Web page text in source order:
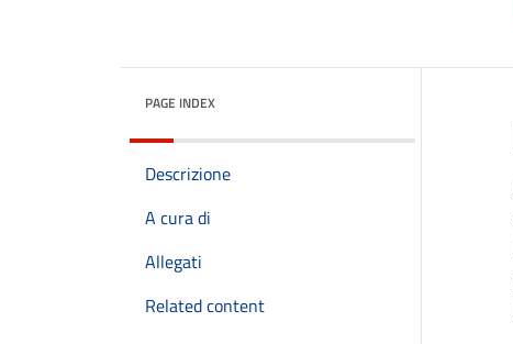
PAGE INDEX
Descrizione
A cura di
Allegati
Related content